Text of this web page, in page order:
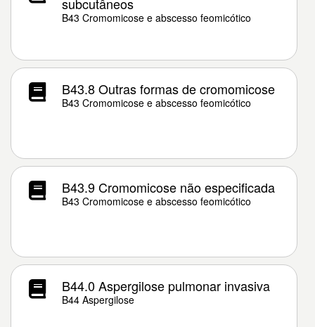
B43 Cromomicose e abscesso feomicótico
B43.8 Outras formas de cromomicose
B43 Cromomicose e abscesso feomicótico
B43.9 Cromomicose não especificada
B43 Cromomicose e abscesso feomicótico
B44.0 Aspergilose pulmonar invasiva
B44 Aspergilose